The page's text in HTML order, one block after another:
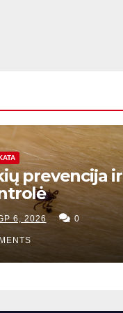
prevencija ir
6, 2026 0